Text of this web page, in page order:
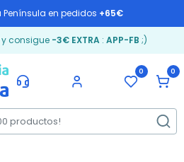
Península en pedidos +65€
y consigue -3€ EXTRA: APP-FB ;)
0 0